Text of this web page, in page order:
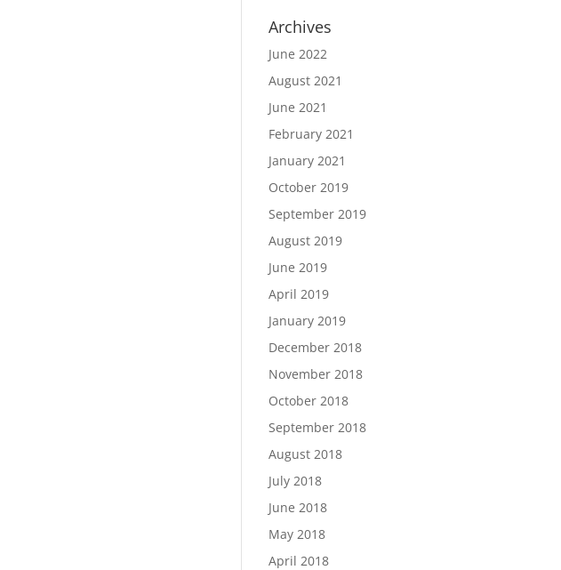
Archives
June 2022
August 2021
June 2021
February 2021
January 2021
October 2019
September 2019
August 2019
June 2019
April 2019
January 2019
December 2018
November 2018
October 2018
September 2018
August 2018
July 2018
June 2018
May 2018
April 2018